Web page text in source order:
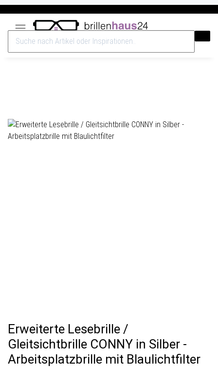
Erweiterte Lesebrille /
Gleitsichtbrille CONNY in Silber -
Arbeitsplatzbrille mit Blaulichtfilter